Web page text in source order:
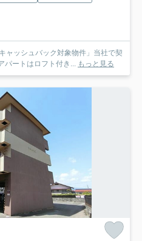
ャッシュバック対象物件」当社で契
パートはロフト付き... もっと見る